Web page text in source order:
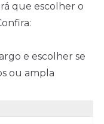
que escolher o
e escolher se
ou ampla